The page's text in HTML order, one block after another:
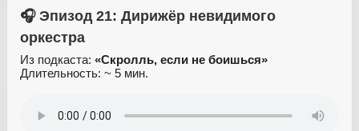
🎧 Эпизод 21: Дирижёр невидимого
оркестра
Из подкаста: «Скролль, если не боишься»
Длительность: ~ 5 мин.